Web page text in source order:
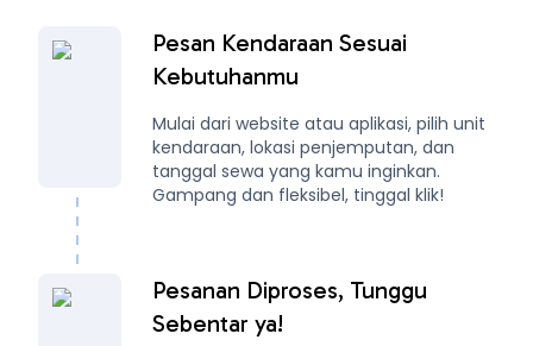
Pesan Kendaraan Sesuai
Kebutuhanmu
Mulai dari website atau aplikasi, pilih unit
kendaraan, lokasi penjemputan, dan
tanggal sewa yang kamu inginkan.
Gampang dan fleksibel, tinggal klik!
Pesanan Diproses, Tunggu
Sebentar ya!